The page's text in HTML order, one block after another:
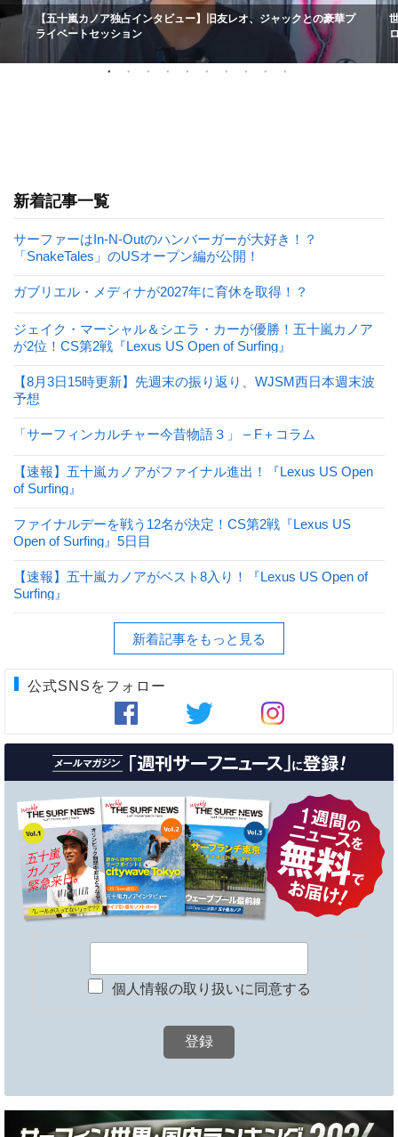
【五十嵐カノア独占インタビュー】旧友レオ、ジャックとの豪華プ
ライベートセッション
新着記事一覧
サーファーはIn-N-Outのハンバーガーが大好き！？
「SnakeTales」のUSオープン編が公開！
ガブリエル・メディナが2027年に育休を取得！？
ジェイク・マーシャル＆シエラ・カーが優勝！五十嵐カノア
が2位！CS第2戦『Lexus US Open of Surfing』
【8月3日15時更新】先週末の振り返り、WJSM西日本週末波
予想
「サーフィンカルチャー今昔物語３」 – F＋コラム
【速報】五十嵐カノアがファイナル進出！『Lexus US Open
of Surfing』
ファイナルデーを戦う12名が決定！CS第2戦『Lexus US
Open of Surfing』5日目
【速報】五十嵐カノアがベスト8入り！『Lexus US Open of
Surfing』
新着記事をもっと見る
公式SNSをフォロー
個人情報の取り扱いに同意する